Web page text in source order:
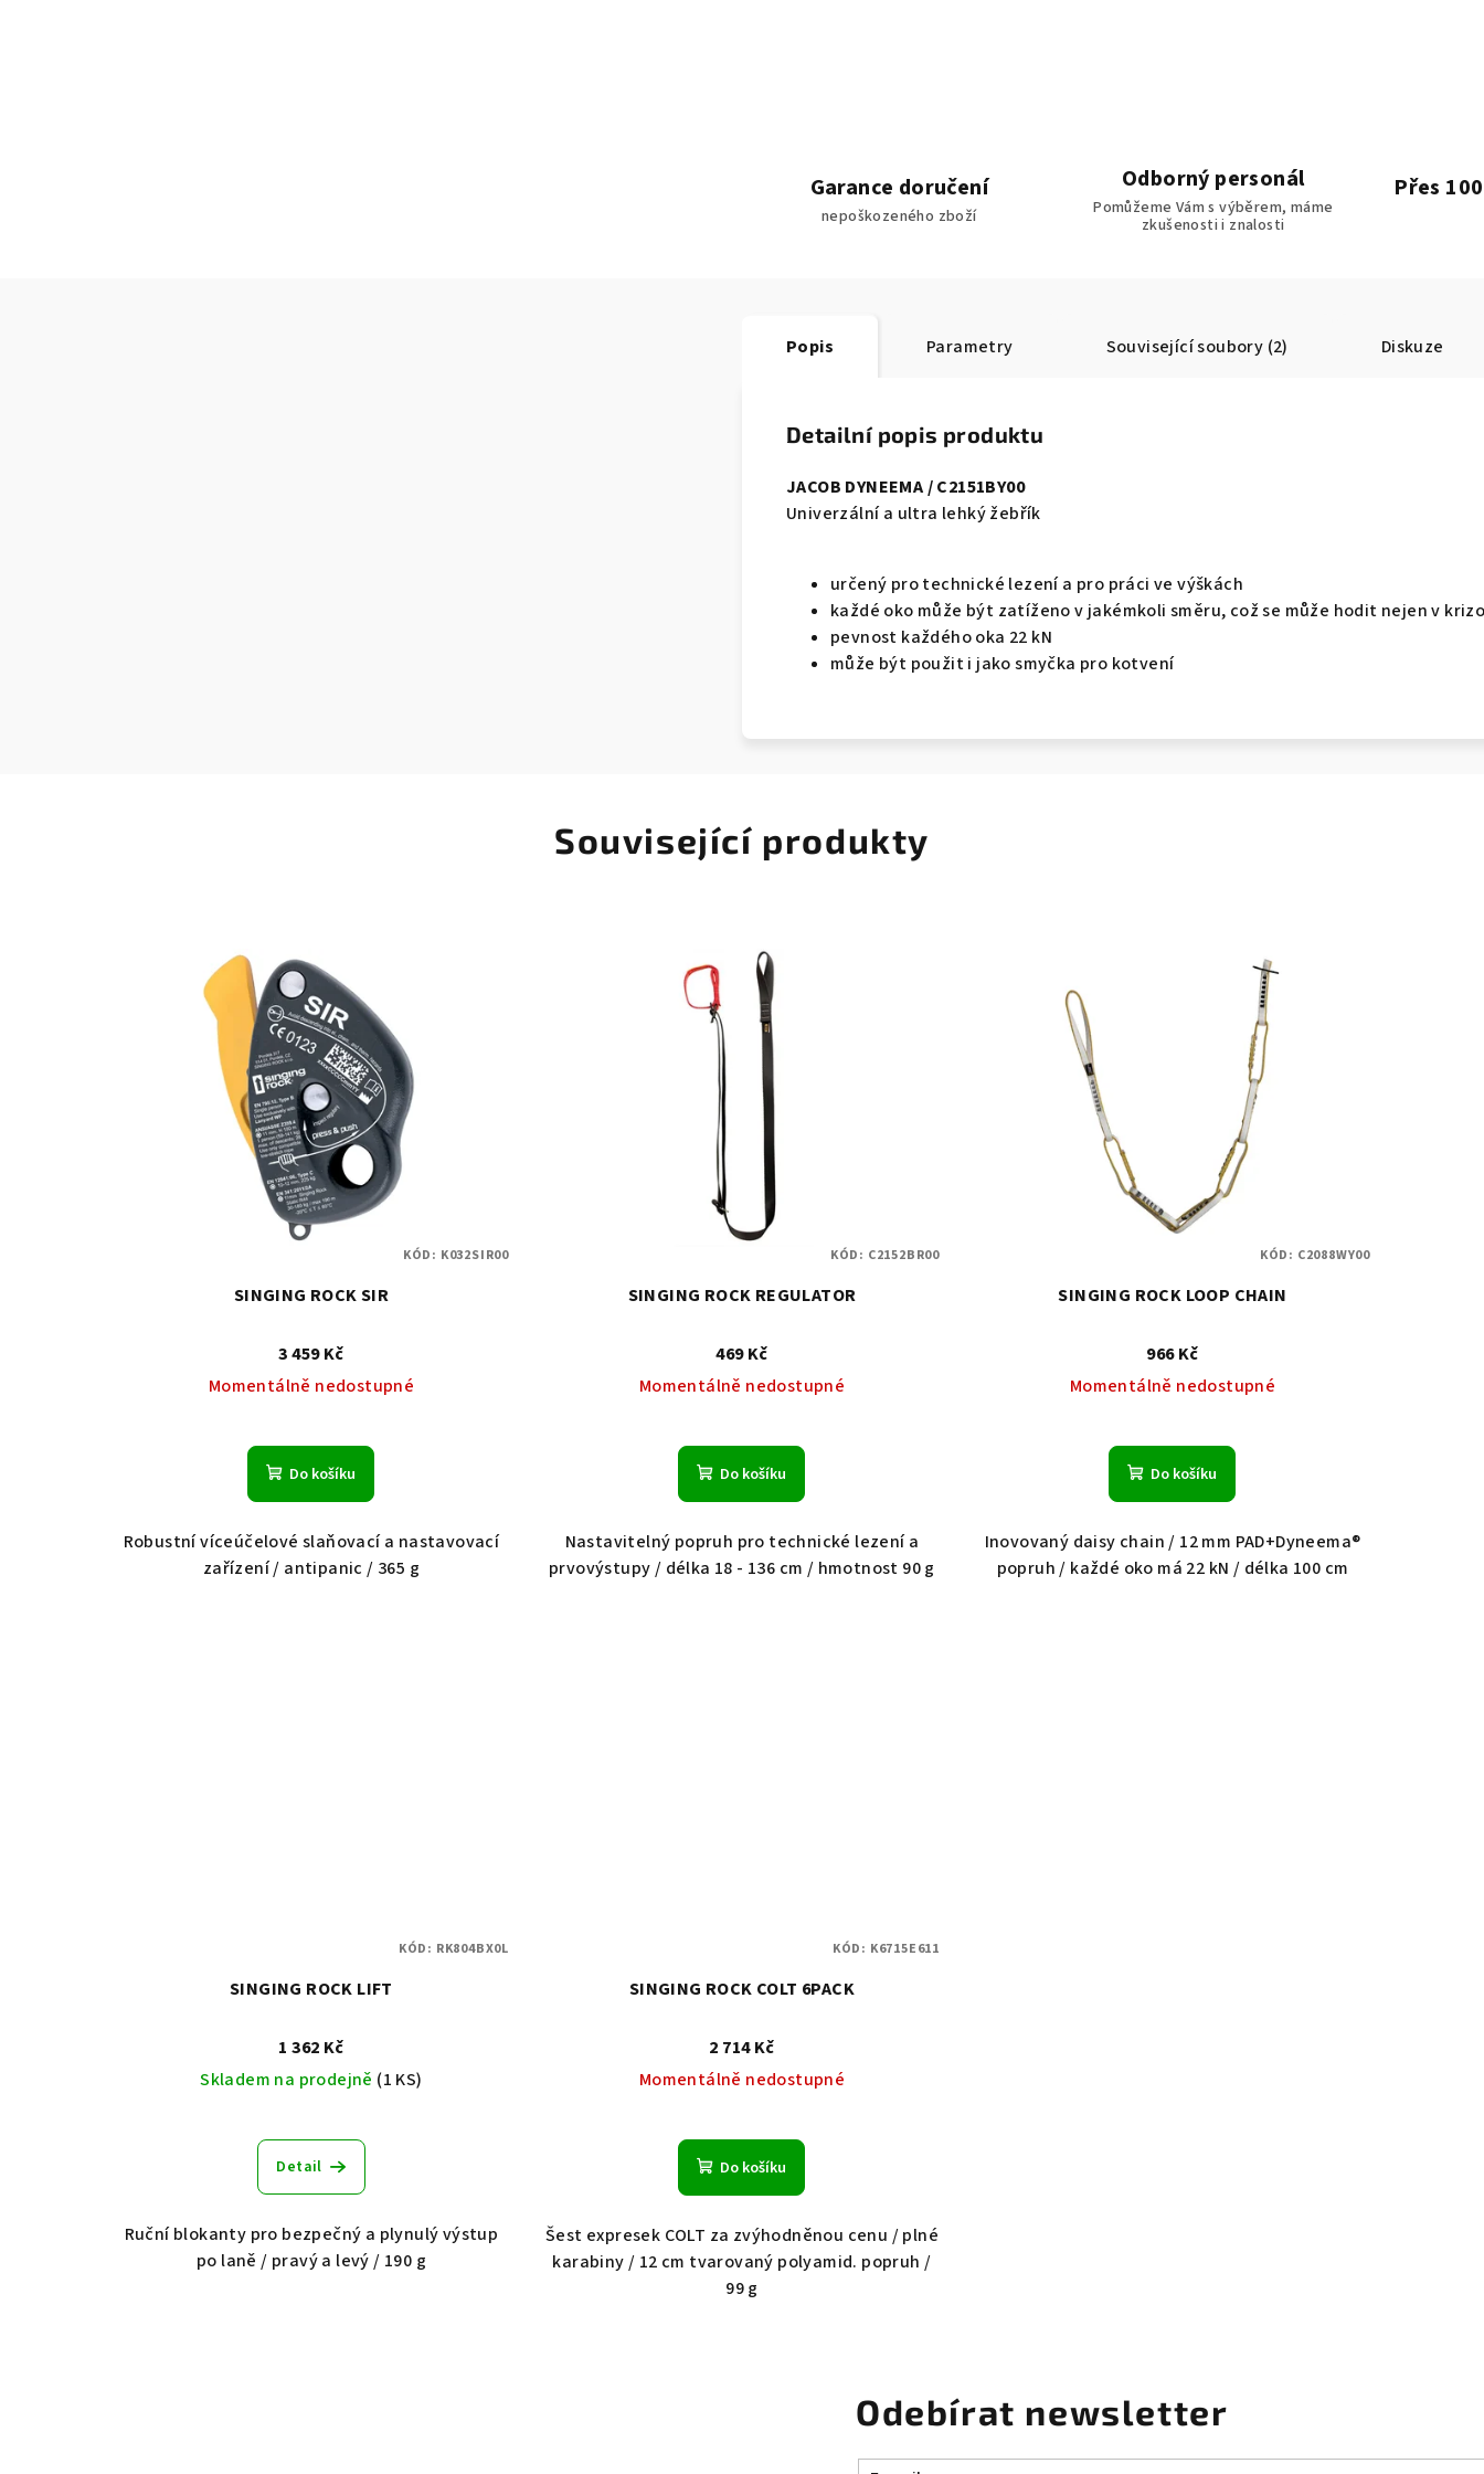
Garance doručení
nepoškozeného zboží
Odborný personál
Pomůžeme Vám s výběrem, máme
zkušenosti i znalosti
Přes
Popis Parametry Související soubory (2) Diskuze
Detailní popis produktu
JACOB DYNEEMA/ C2151BY00
Univerzální a ultra lehký žebřík
určený pro technické lezení a pro práci ve výškách
každé oko může být zatíženo v jakémkoli směru, což se může hodit nejen v
pevnost každého oka 22 kN
může být použit i jako smyčka pro kotvení
Související produkty
SINGING ROCK SIR
3 459 Kč
Momentálně nedostupné
Do košíku
Robustní víceúčelové slaňovací a nastavovací
zařízení / antipanic / 365 g
KÓD: K032SIR00
SINGING ROCK REGULATOR
469 Kč
Momentálně nedostupné
Do košíku
Nastavitelný popruh pro technické lezení a
prvovýstupy / délka 18 - 136 cm / hmotnost 90 g
KÓD: C2152BR00
SINGING ROCK LOOP CHAIN
966 Kč
Momentálně nedostupné
Do košíku
Inovovaný daisy chain / 12 mm PAD+Dyneema®
popruh / každé oko má 22 kN / délka 100 cm
KÓD: C2088WY00
SINGING ROCK LIFT
1 362 Kč
Skladem na prodejně (1 KS)
Detail
Ruční blokanty pro bezpečný a plynulý výstup
po laně / pravý a levý / 190 g
KÓD: RK804BX0L
SINGING ROCK COLT 6PACK
2 714 Kč
Momentálně nedostupné
Do košíku
Šest expresek COLT za zvýhodněnou cenu / plné
karabiny / 12 cm tvarovaný polyamid. popruh /
99 g
KÓD: K6715E611
Odebírat newsletter